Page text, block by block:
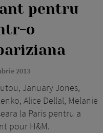
pentru
o
2013
January Jones,
Alice Dellal, Melanie
la Paris pentru a
pour H&M.